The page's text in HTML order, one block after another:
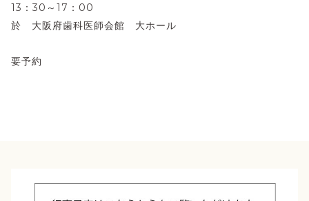
13：30～17：00
於 大阪府歯科医師会館 大ホール
要予約